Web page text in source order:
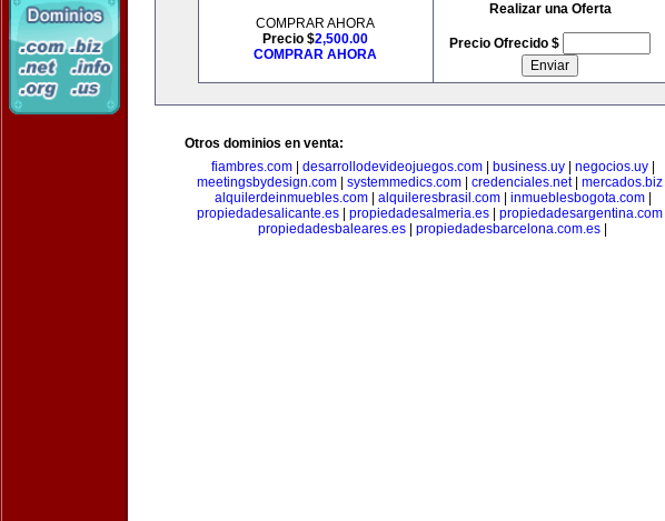
COMPRAR AHORA
Precio $2,500.00
COMPRAR AHORA
Realizar una Oferta
Precio Ofrecido $
Otros dominios en venta:
fiambres.com| desarrollodevideojuegos.com| business.uy| negocios.uy|
meetingsbydesign.com| systemmedics.com| credenciales.net| mercados.biz|
alquilerdeinmuebles.com| alquileresbrasil.com| inmueblesbogota.com|
propiedadesalicante.es| propiedadesalmeria.es| propiedadesargentina.com|
propiedadesbaleares.es
propiedadesbarcelona.com.es